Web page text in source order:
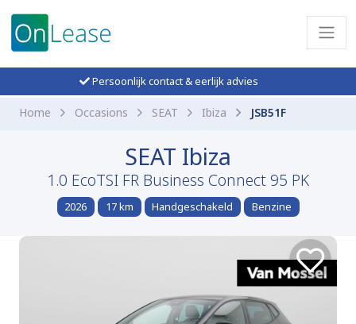
Persoonlijk contact & eerlijk advies
Home Occasions SEAT Ibiza JSB51F
SEAT Ibiza
1.0 EcoTSI FR Business Connect 95 PK
2026 17 km Handgeschakeld Benzine